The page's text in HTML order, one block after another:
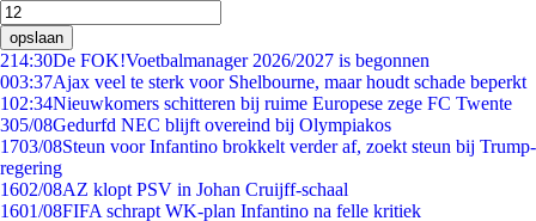
opslaan
214:30De FOK!Voetbalmanager 2026/2027 is begonnen
003:37Ajax veel te sterk voor Shelbourne, maar houdt schade beperkt
102:34Nieuwkomers schitteren bij ruime Europese zege FC Twente
305/08Gedurfd NEC blijft overeind bij Olympiakos
1703/08Steun voor Infantino brokkelt verder af, zoekt steun bij Trump-
regering
1602/08AZ klopt PSV in Johan Cruijff-schaal
1601/08FIFA schrapt WK-plan Infantino na felle kritiek